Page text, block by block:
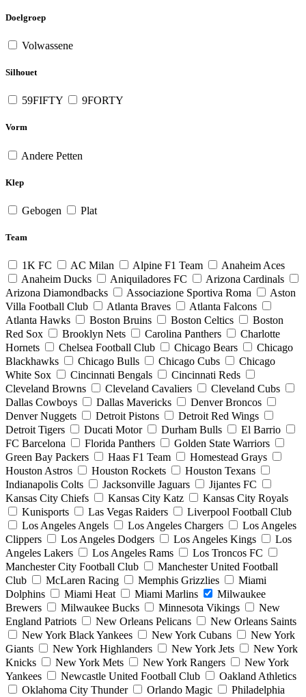
Doelgroep
Volwassene
Silhouet
59FIFTY 9FORTY
Vorm
Andere Petten
Klep
Gebogen Plat
Team
1K FC AC Milan Alpine F1 Team
Anaheim Aces
Anaheim Ducks
Aniquiladores FC
Arizona Cardinals
Arizona Diamondbacks
Associazione Sportiva Roma
Aston
Villa Football Club
Atlanta Braves
Atlanta Falcons
Atlanta Hawks
Boston Bruins Boston Celtics
Boston
Red Sox
Brooklyn Nets Carolina Panthers
Charlotte
Hornets
Chelsea Football Club Chicago Bears
Chicago
Blackhawks
Chicago Bulls Chicago Cubs
Chicago
White Sox
Cincinnati Bengals
Cincinnati Reds
Cleveland Browns
Cleveland Cavaliers
Cleveland Cubs
Dallas Cowboys
Dallas Mavericks
Denver Broncos
Denver Nuggets
Detroit Pistons
Detroit Red Wings
Detroit Tigers
Ducati Motor Durham Bulls
El Barrio
FC Barcelona
Florida Panthers
Golden State Warriors
Green Bay Packers
Haas F1 Team
Homestead Grays
Houston Astros
Houston Rockets
Houston Texans
Indianapolis Colts
Jacksonville Jaguars
Jijantes FC
Kansas City Chiefs
Kansas City Katz
Kansas City Royals
Kunisports
Las Vegas Raiders
Liverpool Football Club
Los Angeles Angels
Los Angeles Chargers
Los Angeles
Clippers
Los Angeles Dodgers Los Angeles Kings
Los
Angeles Lakers
Los Angeles Rams
Los Troncos FC
Manchester City Football Club
Manchester United Football
Club
McLaren Racing Memphis Grizzlies
Miami
Dolphins
Miami Heat Miami Marlins
Milwaukee
Brewers
Milwaukee Bucks Minnesota Vikings
New
England Patriots
New Orleans Pelicans
New Orleans Saints
New York Black Yankees
New York Cubans
New York
Giants
New York Highlanders New York Jets
New York
Knicks
New York Mets New York Rangers
New York
Yankees
Newcastle United Football Club
Oakland Athletics
Oklahoma City Thunder
Orlando Magic
Philadelphia